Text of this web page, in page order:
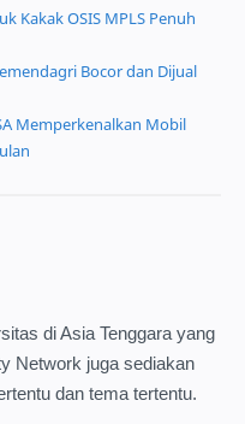
Kakak OSIS MPLS Penuh
Bocor dan Dijual
Memperkenalkan Mobil
di Asia Tenggara yang
Network juga sediakan
dan tema tertentu.